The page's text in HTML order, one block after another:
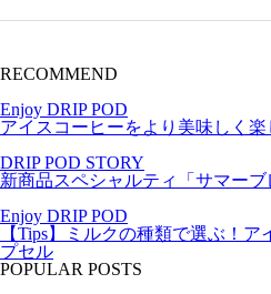
RECOMMEND
Enjoy DRIP POD
アイスコーヒーをより美味しく
DRIP POD STORY
新商品スペシャルティ「サマーブ
Enjoy DRIP POD
【Tips】ミルクの種類で選ぶ！
プセル
POPULAR POSTS